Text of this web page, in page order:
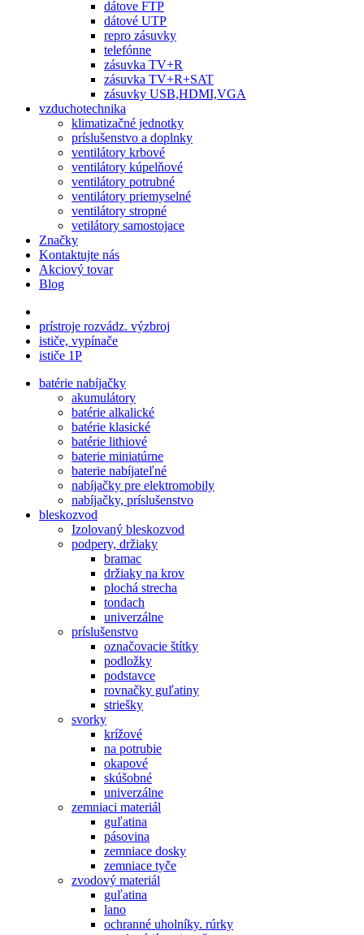
dátove FTP
dátové UTP
repro zásuvky
telefónne
zásuvka TV+R
zásuvka TV+R+SAT
zásuvky USB,HDMI,VGA
vzduchotechnika
klimatizačné jednotky
príslušenstvo a doplnky
ventilátory krbové
ventilátory kúpelňové
ventilátory potrubné
ventilátory priemyselné
ventilátory stropné
vetilátory samostojace
Značky
Kontaktujte nás
Akciový tovar
Blog
prístroje rozvádz. výzbroj
ističe, vypínače
ističe 1P
batérie nabíjačky
akumulátory
batérie alkalické
batérie klasické
batérie lithiové
baterie miniatúrne
baterie nabíjateľné
nabíjačky pre elektromobily
nabíjačky, príslušenstvo
bleskozvod
Izolovaný bleskozvod
podpery, držiaky
bramac
držiaky na krov
plochá strecha
tondach
univerzálne
príslušenstvo
označovacie štítky
podložky
podstavce
rovnačky guľatiny
striešky
svorky
krížové
na potrubie
okapové
skúšobné
univerzálne
zemniaci materiál
guľatina
pásovina
zemniace dosky
zemniace tyče
zvodový materiál
guľatina
lano
ochranné uholníky. rúrky